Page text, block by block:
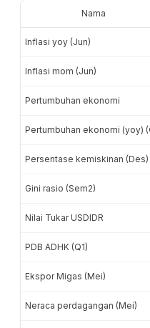
Nama
Inflasi yoy (Jun)
Inflasi mom (Jun)
Pertumbuhan ekonomi
Pertumbuhan ekonomi (yoy)
Persentase kemiskinan (Des)
Gini rasio (Sem2)
Nilai Tukar USDIDR
PDB ADHK (Q1)
Ekspor Migas (Mei)
Neraca perdagangan (Mei)